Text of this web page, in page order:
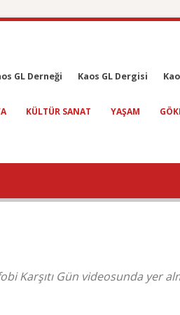
GL Derneği Kaos GL Dergisi
KÜLTÜR SANAT YAŞAM
Karşıtı Gün videosunda yer